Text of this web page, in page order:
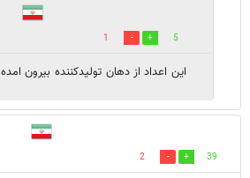
5
1
این اعداد از دهان تولیدکننده بیرون
39
2